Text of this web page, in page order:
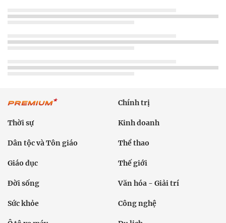
Chính trị
Thời sự Kinh doanh
Dân tộc và Tôn giáo Thể thao
Giáo dục Thế giới
Đời sống Văn hóa - Giải trí
Sức khỏe Công nghệ